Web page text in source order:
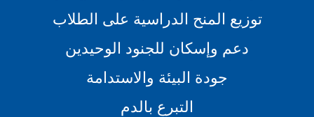
توزيع المنح الدراسية على الطلاب
دعم وإسكان للجنود الوحيدين
جودة البيئة والاستدامة
التبرع بالدم